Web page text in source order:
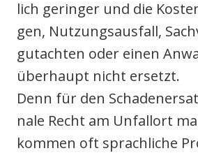
lich gerin­ger und die
gen, Nut­zungs­aus­fall,
gut­ach­ten oder einen
über­haupt nicht ersetzt.
Denn für den
na­le Recht am Unfall­ort
kom­men oft sprach­li­che